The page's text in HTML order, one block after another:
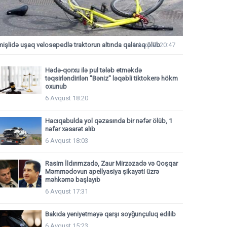
uşaq velosepedlə traktorun altında qalaraq ölüb
6 Avqust 20:47
Hədə-qorxu ilə pul tələb etməkdə
təqsirləndirilən "Bəniz" ləqəbli tiktokerə hökm
oxunub
6 Avqust 18:20
Hacıqabulda yol qəzasında bir nəfər ölüb, 1
nəfər xəsarət alıb
6 Avqust 18:03
Rasim İldırımzadə, Zaur Mirzəzadə və Qoşqar
Məmmədovun apellyasiya şikayəti üzrə
məhkəmə başlayıb
6 Avqust 17:31
Bakıda yeniyetməyə qarşı soyğunçuluq edilib